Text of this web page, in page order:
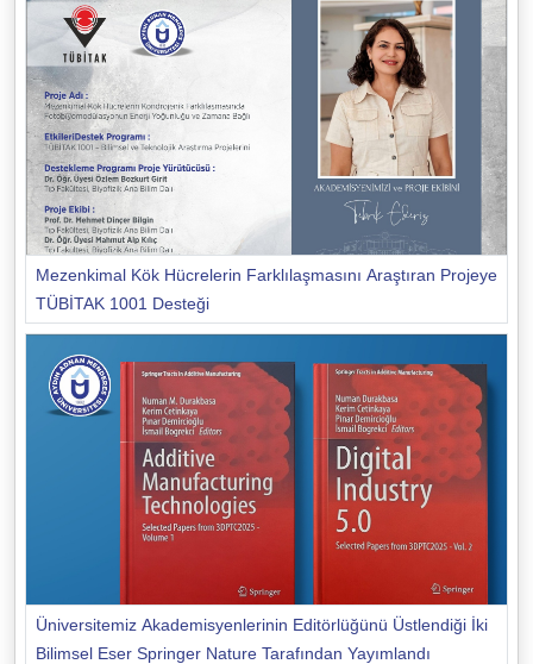
Mezenkimal Kök Hücrelerin Farklılaşmasını Araştıran Projeye
TÜBİTAK 1001 Desteği
Üniversitemiz Akademisyenlerinin Editörlüğünü Üstlendiği İki
Bilimsel Eser Springer Nature Tarafından Yayımlandı